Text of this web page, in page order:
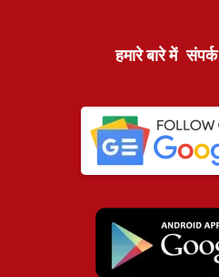
हमारे बारे में संपर्क